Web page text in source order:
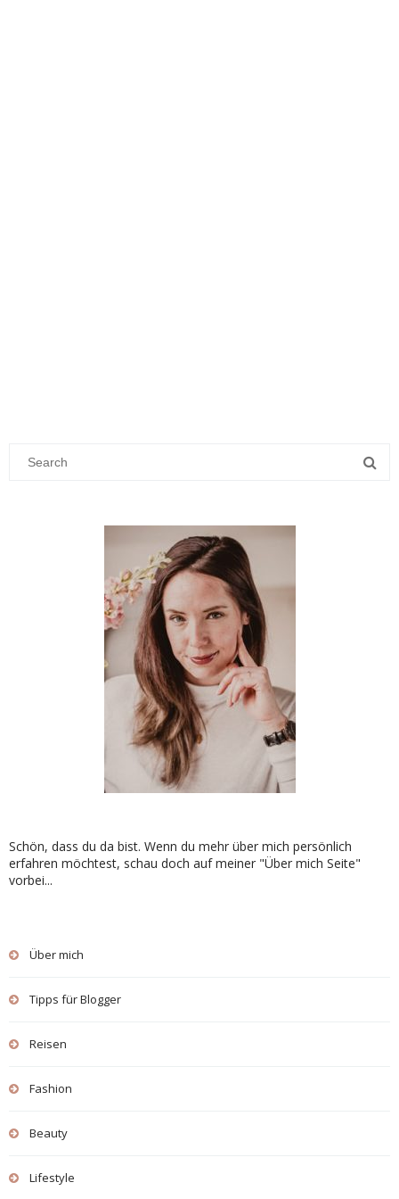
Schön, dass du da bist. Wenn du mehr über mich persönlich
erfahren möchtest, schau doch auf meiner "Über mich Seite"
vorbei...
Über mich
Tipps für Blogger
Reisen
Fashion
Beauty
Lifestyle